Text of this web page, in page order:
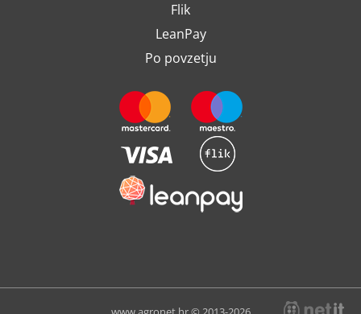
Flik
LeanPay
Po povzetju